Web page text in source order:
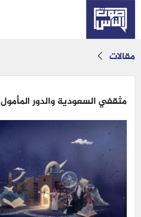
مقالات
مثقفي السعودية والدور المأمول